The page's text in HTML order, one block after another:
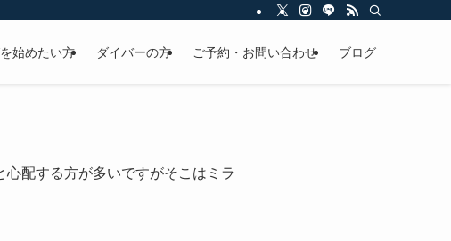
始めたい方 ダイバーの方 ご予約・お問い合わせ ブログ
配する方が多いですがそこはミラ